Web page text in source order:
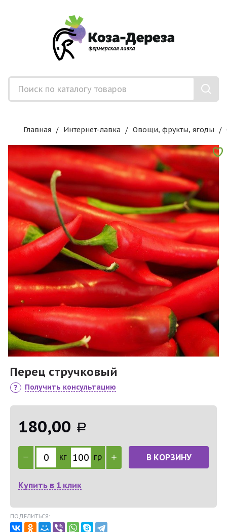
Главная Интернет-лавка Овощи, фрукты, ягоды
Перец стручковый
Получить консультацию
180,00 Р
кг гр В КОРЗИНУ
Купить в 1 клик
ПОДЕЛИТЬСЯ: